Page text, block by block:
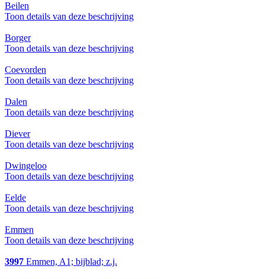
Beilen
Toon details van deze beschrijving
Borger
Toon details van deze beschrijving
Coevorden
Toon details van deze beschrijving
Dalen
Toon details van deze beschrijving
Diever
Toon details van deze beschrijving
Dwingeloo
Toon details van deze beschrijving
Eelde
Toon details van deze beschrijving
Emmen
Toon details van deze beschrijving
3997 Emmen, A1; bijblad; z.j.